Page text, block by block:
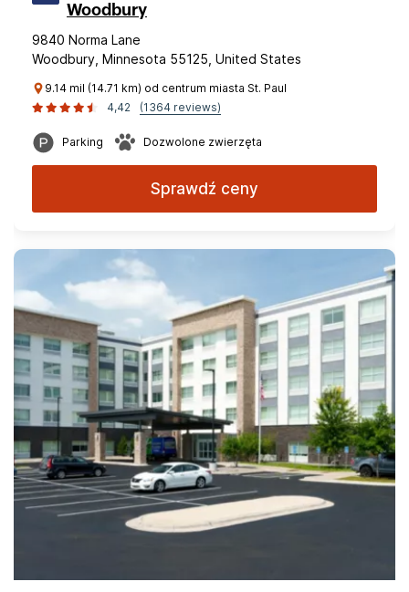
Woodbury
9840 Norma Lane
Woodbury, Minnesota 55125, United States
9.14 mil (14.71 km) od centrum miasta St. Paul
4,42
(1364 reviews)
Parking Dozwolone zwierzęta
Sprawdź ceny